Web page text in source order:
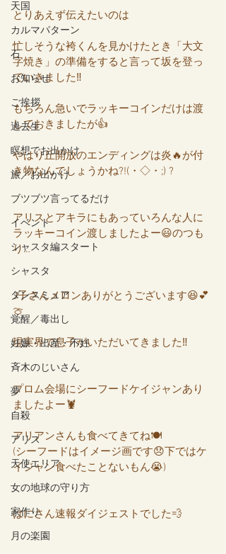
天国
カルマパターン
石
お知らせ
ご挨拶
過去生
瞑想でお出かけ
旅／お出かけ
ブツブツ言ってるだけ
イベント
シャスタ編スタート
シャスタ
ダンスミュア
覚醒／毒出し
妊娠・出産・不妊
斉木のじいさん
夢
自殺
アリス
天使エリア
女の地球の守り方
家作り
月の楽園
とりあえず伝えたいのは
忙しそうな袴くんを見かけたとき「大文
字焼き」の準備をすると言って坂を登っ
ていきました‼️
もちろん急いでラッキーコインだけは渡
しておきましたが👍
やはり丘開放のエンディングは炎🔥が付
き物なんでしょうかね?!(・◇・;) ?
アリスとアキラにもあっていろんな人に
ラッキーコイン渡しましたよー😃のつも
り…
J子さんメロンありがとうございます😆💕
🍈
現実界で息子がいただいてきました‼️
プロム会場にシーフードケイジャンあり
ましたよー🦞
アリアンさんも食べてきてね🍽️
(シーフードはイメージ画です😞下ではケ
イジャン食べたことないもん😭)
はにさん速報ダイジェストでした💨